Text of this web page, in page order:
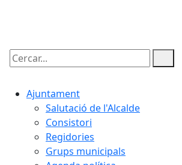
Cercar:
Ajuntament
Salutació de l'Alcalde
Consistori
Regidories
Grups municipals